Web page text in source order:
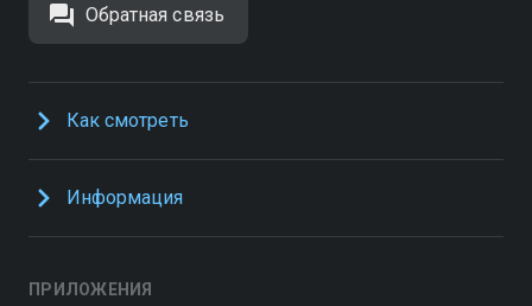
Обратная связь
Как смотреть
Информация
ПРИЛОЖЕНИЯ